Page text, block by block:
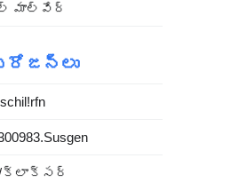
మాల్వేర్
క్లాక్సర్